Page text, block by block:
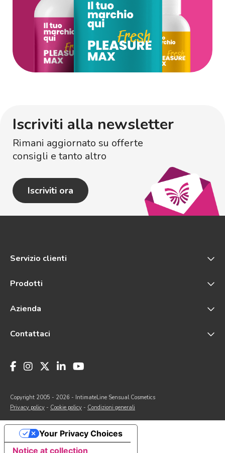
Iscriviti alla newsletter
Rimani aggiornato su offerte
consigli e tanto altro
Iscriviti ora
Servizio clienti
Prodotti
Azienda
Contattaci
Copyright 2005 - 2026 - IntimateLine Sensual Cosmetics
Privacy policy - Cookie policy - Condizioni generali
Notice at collection
Your Privacy Choices